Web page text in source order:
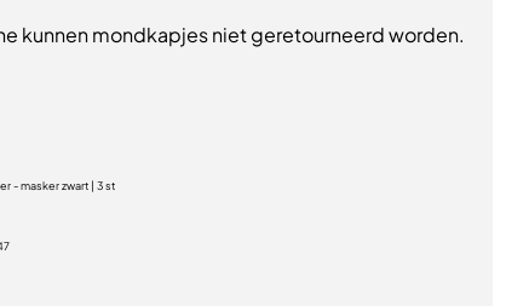
kunnen mondkapjes niet geretourneerd worden.
- masker zwart | 3 st